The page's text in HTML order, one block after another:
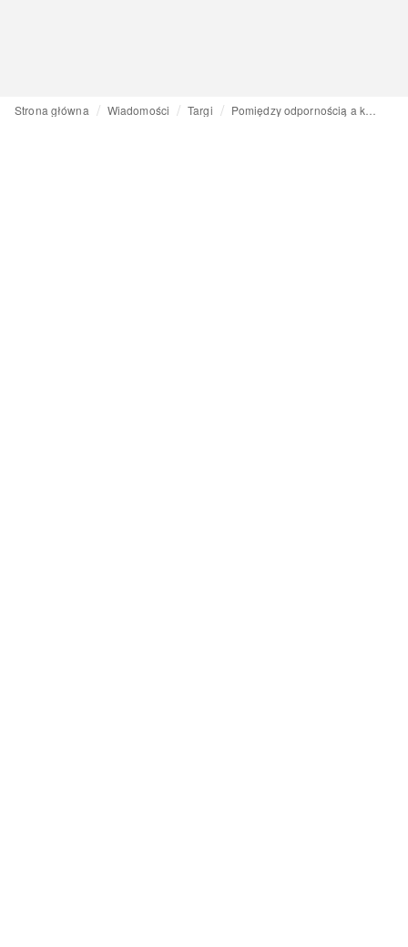
Strona główna Wiadomości Targi Pomiędzy odpornością a kreatywnością – „spacer” z dyrektor targów CIFF, Sofie Dolva